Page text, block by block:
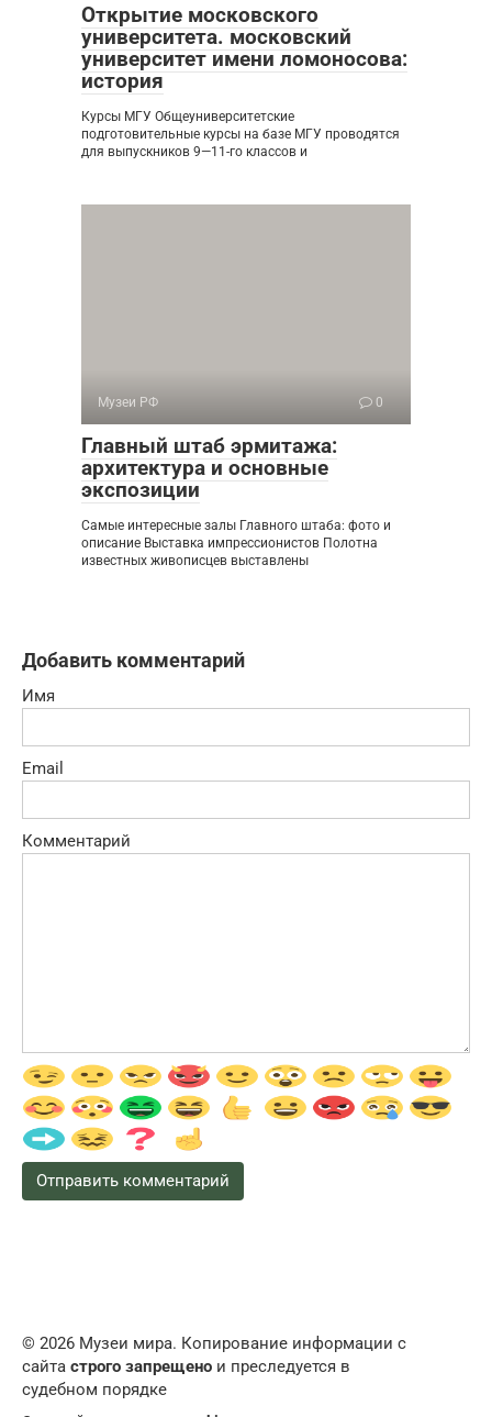
Открытие московского
университета. московский
университет имени ломоносова:
история
Курсы МГУ Общеуниверситетские
подготовительные курсы на базе МГУ проводятся
для выпускников 9—11-го классов и
Музеи РФ 0
Главный штаб эрмитажа:
архитектура и основные
экспозиции
Самые интересные залы Главного штаба: фото и
описание Выставка импрессионистов Полотна
известных живописцев выставлены
Добавить комментарий
Имя
Email
Комментарий
© 2026 Музеи мира. Копирование информации с
сайта строго запрещено и преследуется в
судебном порядке